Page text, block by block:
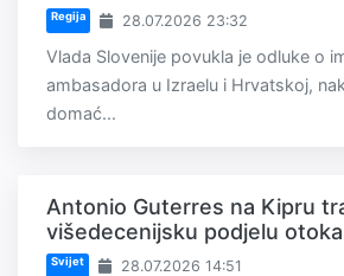
Regija 28.07.2026 23:32
Vlada Slovenije povukla je odluke o
ambasadora u Izraelu i Hrvatskoj,
domać...
Antonio Guterres na Kipru
višedecenijsku podjelu otoka
Svijet 28.07.2026 14:51